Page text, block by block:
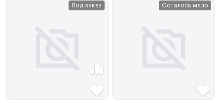
Под заказ Осталось мало